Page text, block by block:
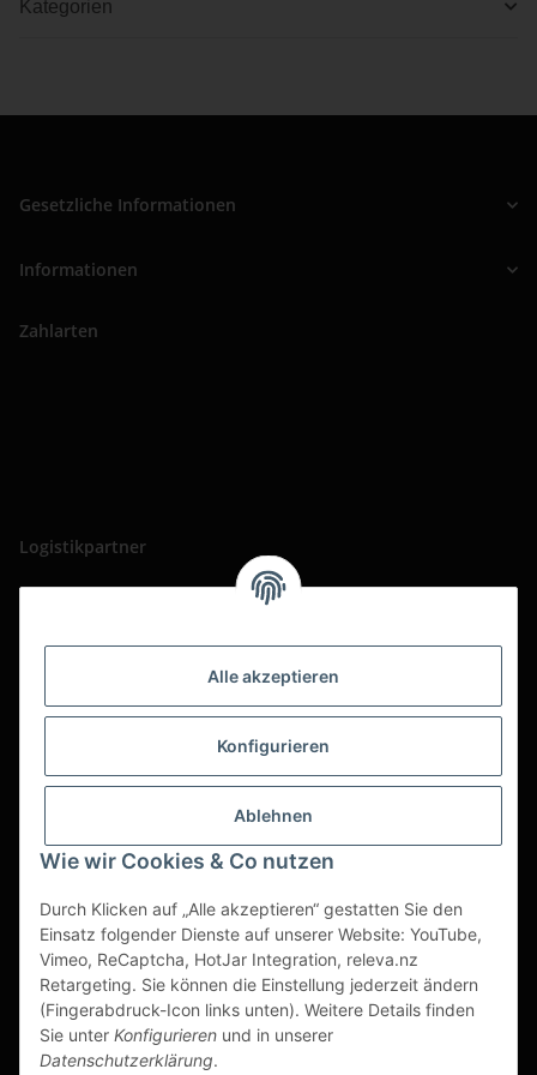
Alle akzeptieren
Konfigurieren
Ablehnen
Wie wir Cookies & Co nutzen
Durch Klicken auf „Alle akzeptieren“ gestatten Sie den
Einsatz folgender Dienste auf unserer Website: YouTube,
Vimeo, ReCaptcha, HotJar Integration, releva.nz
Retargeting. Sie können die Einstellung jederzeit ändern
(Fingerabdruck-Icon links unten). Weitere Details finden
Sie unter Konfigurieren und in unserer
Datenschutzerklärung.
Kategorien
Gesetzliche Informationen
Informationen
Zahlarten
Logistikpartner
Vertrag widerrufen
* Alle Preise zzgl. gesetzlicher USt., zzgl.